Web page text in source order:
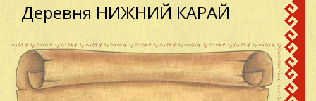
Деревня НИЖНИЙ КАРАЙ